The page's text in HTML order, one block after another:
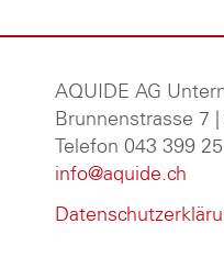
AQUIDE AG
Brunnenstrasse 7
Telefon 043 399
info@aquide.ch